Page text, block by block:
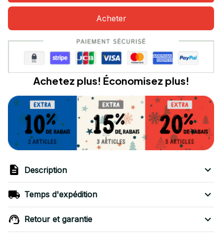
Acheter
Achetez plus! Économisez plus!
Description
Temps d'expédition
Retour et garantie